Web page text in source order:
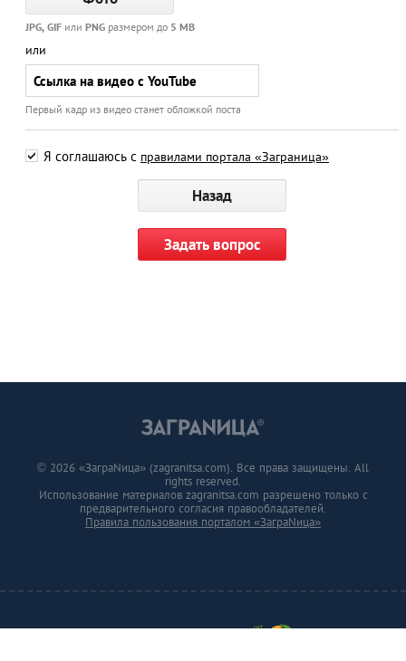
JPG, GIF или PNG размером до 5 MB
или
Первый кадр из видео станет обложкой поста
Я соглашаюсь с правилами портала «Заграница»
© 2026 «ЗаграNица» (zagranitsa.com). Все права защищены. All
rights reserved.
Использование материалов zagranitsa.com разрешено только с
предварительного согласия правообладателей.
Правила пользования порталом «ЗаграNица»